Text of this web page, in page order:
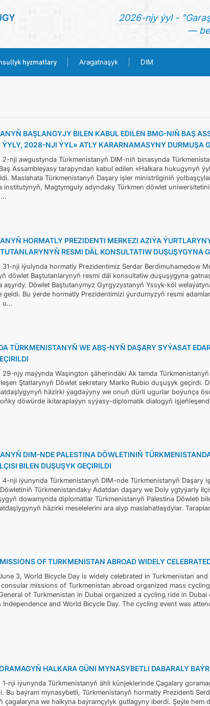
2026-njy ýyl -
—
hyzmatlary Aragatnaşyk DIM
TÜRKMENISTAN
KONSULLYK HYZMATLARY
BAŞLANGYJY BILEN KABUL EDILEN BMG-NIŇ BAŞ
2028-NJI ÝYL» ATLY KARARNAMASYNY DURMUŞA
nji awgustynda Türkmenistanyň DIM-niň binasynda
Assambleýasy tarapyndan kabul edilen «Halkara hukugynyň
Maslahata Türkmenistanyň Daşary işler ministrliginiň
institutynyň, Magtymguly adyndaky Türkmen döwlet
HORMATLY PREZIDENTI MERKEZI AZIÝA
RESMI DÄL KONSULTATIW DUŞUŞYGYNA
nji iýulynda hormatly Prezidentimiz Serdar Berdimuhamedow
döwlet Baştutanlarynyň resmi däl konsultatiw duşuşygyna
aşyrdy. Döwlet Baştutanymyz Gyrgyzystanyň Yssyk-köl
geldi. Bu ýerde hormatly Prezidentimizi ýurdumyzyň resmi
u...
TÜRKMENISTANYŇ WE ABŞ-NYŇ DAŞARY SYÝASAT
njy maýynda Waşington şäherindäki Ak tamda
Ştatlarynyň Döwlet sekretary Marko Rubio duşuşyk geçirdi.
häzirki ýagdaýyny we onuň dürli ugurlar boýunça
döwürde ikitaraplaýyn syýasy-diplomatik dialogyň
DIM-NDE PALESTINA DÖWLETINIŇ
BILEN DUŞUŞYK GEÇIRILDI
nji iýunynda Türkmenistanyň DIM-nde Türkmenistanyň Daşary
Türkmenistandaky Adatdan daşary we Doly ygtyýarly
dowamynda diplomatlar Türkmenistanyň Palestina Döwleti
häzirki meselelerini ara alyp maslahatlaşdylar.
OF TURKMENISTAN ABROAD WIDELY
3, World Bicycle Day is widely celebrated in Turkmenistan
missions of Turkmenistan abroad organized mass
of Turkmenistan in Dubai organized a cycling ride in
Independence and World Bicycle Day. The cycling event was
HALKARA GÜNI MYNASYBETLI DABARALY
nji iýunynda Türkmenistanyň ähli künjeklerinde Çagalary
Bu baýram mynasybetli, Türkmenistanyň hormatly Prezidenti
çagalaryna we halkyna baýramçylyk gutlagyny iberdi. Şeýle hem